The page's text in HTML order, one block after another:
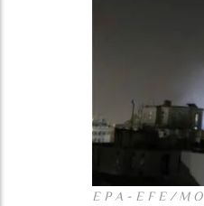
E P A - E F E / M